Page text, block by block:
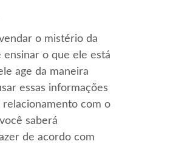
o mistério da
ensinar o que ele está
age da maneira
essas informações
com o
saberá
de acordo com